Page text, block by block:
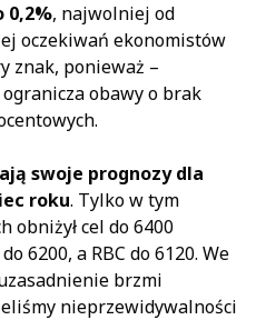
0,2%, najwolniej od
oczekiwań ekonomistów
znak, ponieważ –
obawy o brak
swoje prognozy dla
roku. Tylko w tym
obniżył cel do 6400
6200, a RBC do 6120. We
brzmi
nieprzewidywalności